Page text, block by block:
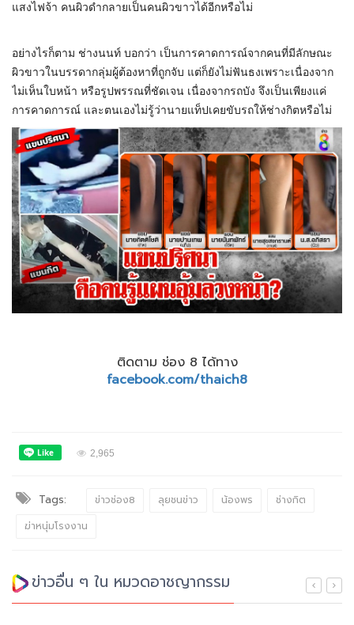
แสงไฟจ้า คนผิวดำกลายเป็นคนผิวขาวได้อีกหรือไม่
อย่างไรก็ตาม ช่างนนท์ บอกว่า เป็นการคาดการณ์จากคนที่มีลักษณะ
ผิวขาวในบรรดากลุ่มผู้ต้องหาที่ถูกจับ แต่ก็ยังไม่ฟันธงเพราะเนื่องจาก
ไม่เห็นใบหน้า หรือรูปพรรณที่ชัดเจน เนื่องจากรถบัง จึงเป็นเพียงแค่
การคาดการณ์ และตนเองไม่รู้ว่านายแท็ปเคยขับรถให้ช่างกิตหรือไม่
ติดตาม ช่อง 8 ได้ทาง
facebook.com/thaich8
2,965
Tags: ข่าวช่อง8 ลุยชนข่าว น้องพร
ช่างกิต
ฆ่าหนุ่มโรงงาน
ข่าวอื่น ๆ ใน หมวดอาชญากรรม